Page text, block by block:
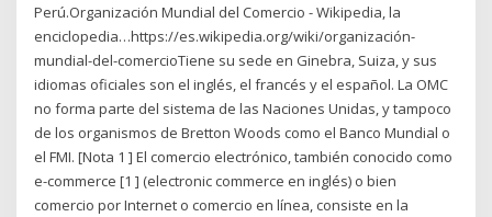
Perú.Organización Mundial del Comercio - Wikipedia, la
enciclopedia…https://es.wikipedia.org/wiki/organización-
mundial-del-comercioTiene su sede en Ginebra, Suiza, y sus
idiomas oficiales son el inglés, el francés y el español. La OMC
no forma parte del sistema de las Naciones Unidas, y tampoco
de los organismos de Bretton Woods como el Banco Mundial o
el FMI. [Nota 1 ] El comercio electrónico, también conocido como
e-commerce [1 ] (electronic commerce en inglés) o bien
comercio por Internet o comercio en línea, consiste en la